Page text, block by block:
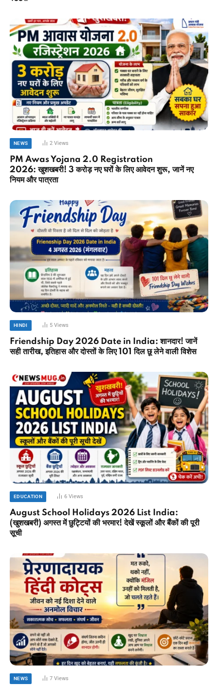
NEWS 2Views
PM Awas Yojana 2.0 Registration
2026: खुशखबरी! 3 करोड़ नए घरों के लिए आवेदन शुरू, जानें नए
नियम और पात्रता
HINDI 5 Views
Friendship Day 2026 Date in India: शानदार! जानें
सही तारीख, इतिहास और दोस्तों के लिए 101 दिल छू लेने वाली विशेस
EDUCATION 6Views
August School Holidays 2026 List India:
(खुशखबरी) अगस्त में छुट्टियों की भरमार! देखें स्कूलों और बैंकों की पूरी
सूची
NEWS 7Views